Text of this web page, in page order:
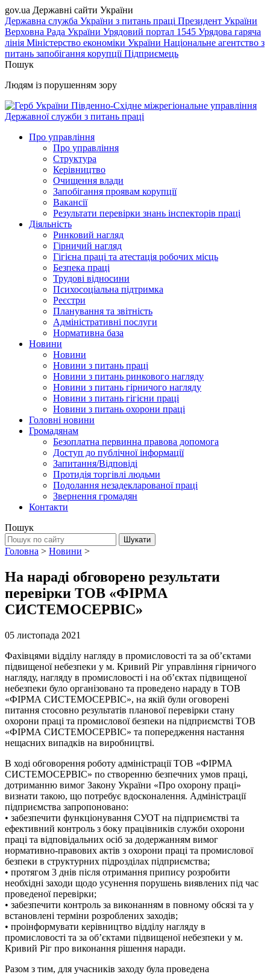
gov.ua Державні сайти України
Державна служба України з питань праці Президент України
Верховна Рада України Урядовий портал 1545 Урядова гаряча
лінія Міністерство економіки України Національне агентство з
питань запобігання корупціїПідприємець
Пошук
Людям із порушенням зору
Південно-Східне міжрегіональне управління
Державної служби з питань праці
Про управління
Про управління
Структура
Керівництво
Очищення влади
Запобігання проявам корупції
Вакансії
Результати перевірки знань інспекторів праці
Діяльність
Ринковий нагляд
Гірничий нагляд
Гігієна праці та атестація робочих місць
Безпека праці
Трудові відносини
Психосоціальна підтримка
Реєстри
Планування та звітність
Адміністративні послуги
Нормативна база
Новини
Новини
Новини з питань праці
Новини з питань ринкового нагляду
Новини з питань гірничого нагляду
Новини з питань гігієни праці
Новини з питань охорони праці
Головні новини
Громадянам
Безоплатна первинна правова допомога
Доступ до публічної інформації
Запитання/Відповіді
Протидія торгівлі людьми
Подолання незадекларованої праці
Звернення громадян
Контакти
Пошук
Головна > Новини >
На нараді обговорено результати
перевірки ТОВ «ФІРМА
СИСТЕМОСЕРВІС»
05 листопада 2021
Фахівцями відділу нагляду в промисловості та за об’єктами
підвищеної небезпеки у м. Кривий Ріг управління гірничого
нагляду, нагляду в промисловості і на об’єктах підвищеної
небезпеки було організовано та проведено нараду в ТОВ
«ФІРМА СИСТЕМОСЕРВІС», на якій були оговорені
питання стосовно результатів планової перевірки стану
охорони праці та промислової безпеки на підприємстві ТОВ
«ФІРМА СИСТЕМОСЕРВІС» та попередження настання
нещасних випадків на виробництві.
В ході обговорення роботу адміністрації ТОВ «ФІРМА
СИСТЕМОСЕРВІС» по створенню безпечних умов праці,
дотриманню вимог Закону України «Про охорону праці»
визнати такою, що потребує вдосконалення. Адміністрації
підприємства запропоновано:
• забезпечити функціонування СУОТ на підприємстві та
ефективний контроль з боку працівників служби охорони
праці та відповідальних осіб за додержанням вимог
нормативно-правових актів з охорони праці та промислової
безпеки в структурних підрозділах підприємства;
• протягом 3 днів після отримання припису розробити
необхідні заходи щодо усунення порушень виявлених під час
проведеної перевірки;
• забезпечити контроль за виконанням в повному обсязі та у
встановлені терміни розроблених заходів;
• проінформувати керівництво відділу нагляду в
промисловості та за об’єктами підвищеної небезпеки у м.
Кривий Ріг про виконання рішення наради.
Разом з тим, для учасників заходу була проведена